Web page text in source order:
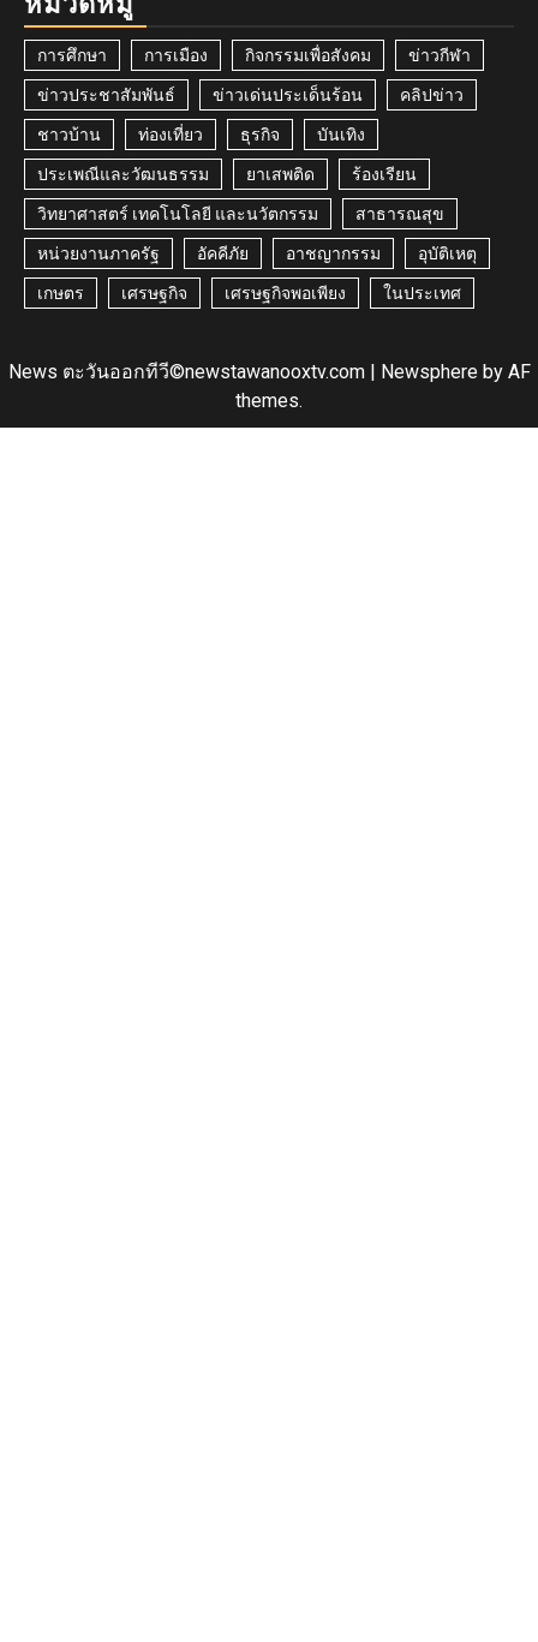
การศึกษา การเมือง กิจกรรมเพื่อสังคม ข่าวกีฬา
ข่าวประชาสัมพันธ์ ข่าวเด่นประเด็นร้อน คลิปข่าว
ชาวบ้าน ท่องเที่ยว ธุรกิจ บันเทิง
ประเพณีและวัฒนธรรม ยาเสพติด ร้องเรียน
วิทยาศาสตร์ เทคโนโลยี และนวัตกรรม สาธารณสุข
หน่วยงานภาครัฐ อัคคีภัย อาชญากรรม อุบัติเหตุ
เกษตร เศรษฐกิจ เศรษฐกิจพอเพียง ในประเทศ
News ตะวันออกทีวี©newstawanooxtv.com | Newsphereby AF
themes.